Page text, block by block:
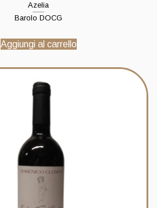
Azelia
Barolo DOCG
Aggiungi al carrello